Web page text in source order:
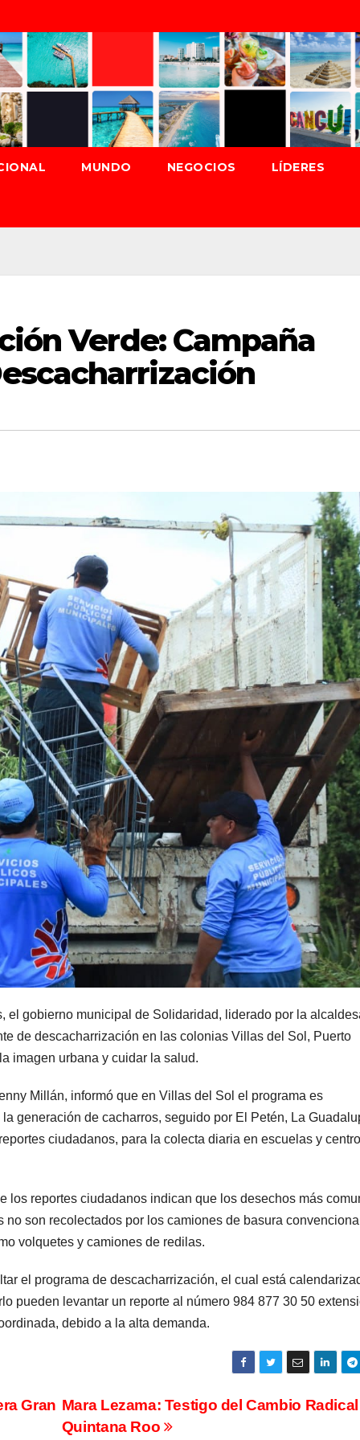
MUNDO NEGOCIOS LÍDERES
Verde: Campaña
el gobierno municipal de Solidaridad, liderado por la
de descacharrización en las colonias Villas del Sol, Puerto
imagen urbana y cuidar la salud.
Millán, informó que en Villas del Sol el programa es
generación de cacharros, seguido por El Petén, La
ciudadanos, para la colecta diaria en escuelas y
los reportes ciudadanos indican que los desechos más
son recolectados por los camiones de basura
volquetes y camiones de redilas.
el programa de descacharrización, el cual está
pueden levantar un reporte al número 984 877 30 50
debido a la alta demanda.
Mara Lezama: Testigo del Cambio
Quintana Roo
Gran